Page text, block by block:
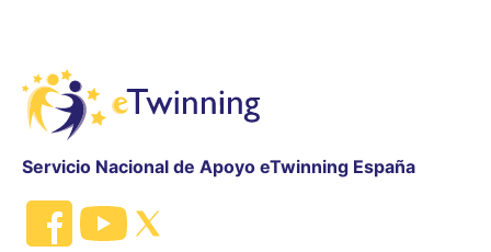
Servicio Nacional de Apoyo eTwinning España